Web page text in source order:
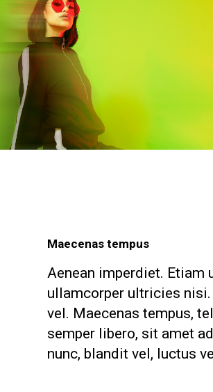
Maecenas tempus
Aenean imperdiet. Etiam
ullamcorper ultricies
vel. Maecenas tempus,
semper libero, sit amet
nunc, blandit vel, luctus